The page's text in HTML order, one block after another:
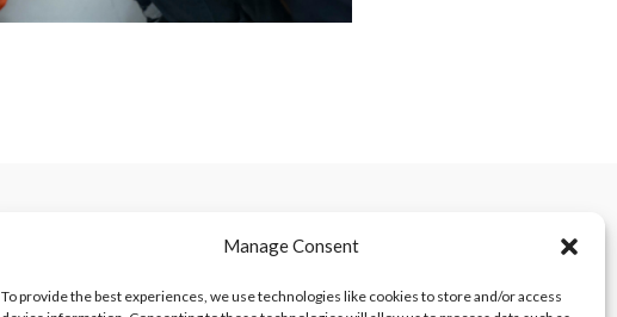
Manage Consent
To provide the best experiences, we use technologies like cookies to store and/or access